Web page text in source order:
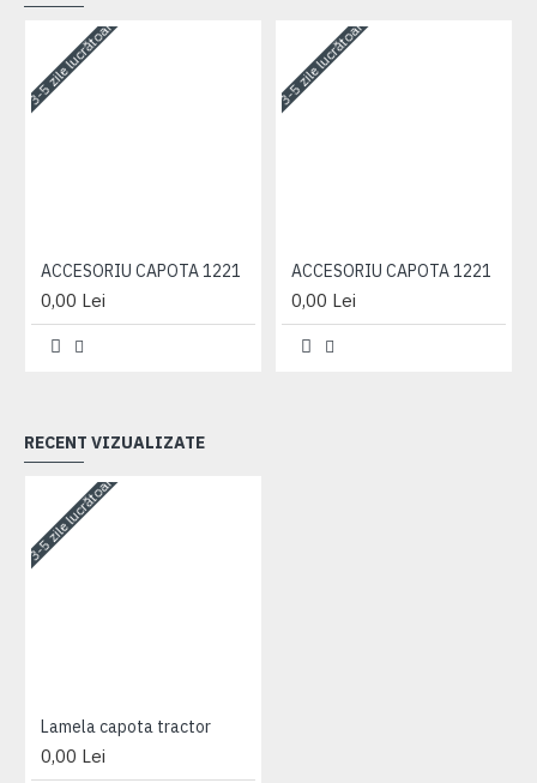
3-5 zile lucrătoare
ACCESORIU CAPOTA 1221
0,00 Lei
3-5 zile lucrătoare
ACCESORIU CAPOTA 1221
0,00 Lei
RECENT VIZUALIZATE
3-5 zile lucrătoare
Lamela capota tractor
0,00 Lei